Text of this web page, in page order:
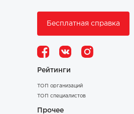
Бесплатная справка
Рейтинги
ТОП организаций
ТОП специалистов
Прочее